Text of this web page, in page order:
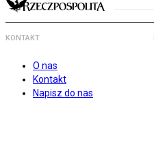
KONTAKT
O nas
Kontakt
Napisz do nas